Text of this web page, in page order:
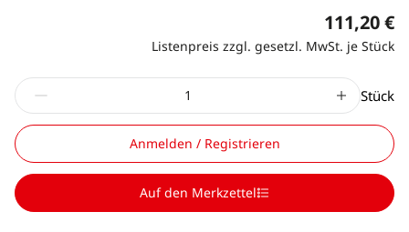
111,20 €
Listenpreis zzgl. gesetzl. MwSt. je Stück
Stück
Anmelden / Registrieren
Auf den Merkzettel